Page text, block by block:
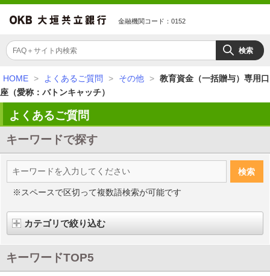
金融機関コード：0152
HOME > よくあるご質問 > その他 > 教育資金（一括贈与）専用口
座（愛称：バトンキャッチ）
よくあるご質問
キーワードで探す
※スペースで区切って複数語検索が可能です
カテゴリで絞り込む
キーワードTOP5